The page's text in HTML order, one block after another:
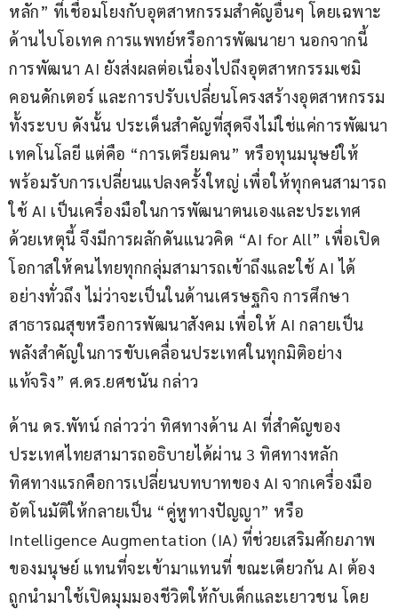
หลัก” ที่เชื่อมโยงกับอุตสาหกรรมสำคัญอื่นๆ โดยเฉพาะ
ด้านไบโอเทค การแพทย์หรือการพัฒนายา นอกจากนี้
การพัฒนา AI ยังส่งผลต่อเนื่องไปถึงอุตสาหกรรมเซมิ
คอนดักเตอร์ และการปรับเปลี่ยนโครงสร้างอุตสาหกรรม
ทั้งระบบ ดังนั้น ประเด็นสำคัญที่สุดจึงไม่ใช่แค่การพัฒนา
เทคโนโลยี แต่คือ “การเตรียมคน” หรือทุนมนุษย์ให้
พร้อมรับการเปลี่ยนแปลงครั้งใหญ่ เพื่อให้ทุกคนสามารถ
ใช้ AI เป็นเครื่องมือในการพัฒนาตนเองและประเทศ
ด้วยเหตุนี้ จึงมีการผลักดันแนวคิด “AI for All” เพื่อเปิด
โอกาสให้คนไทยทุกกลุ่มสามารถเข้าถึงและใช้ AI ได้
อย่างทั่วถึง ไม่ว่าจะเป็นในด้านเศรษฐกิจ การศึกษา
สาธารณสุขหรือการพัฒนาสังคม เพื่อให้ AI กลายเป็น
พลังสำคัญในการขับเคลื่อนประเทศในทุกมิติอย่าง
แท้จริง” ศ.ดร.ยศชนัน กล่าว
ด้าน ดร.พัทน์ กล่าวว่า ทิศทางด้าน AI ที่สำคัญของ
ประเทศไทยสามารถอธิบายได้ผ่าน 3 ทิศทางหลัก
ทิศทางแรกคือการเปลี่ยนบทบาทของ AI จากเครื่องมือ
อัตโนมัติให้กลายเป็น “คู่หูทางปัญญา” หรือ
Intelligence Augmentation (IA) ที่ช่วยเสริมศักยภาพ
ของมนุษย์ แทนที่จะเข้ามาแทนที่ ขณะเดียวกัน AI ต้อง
ถูกนำมาใช้เปิดมุมมองชีวิตให้กับเด็กและเยาวชน โดย